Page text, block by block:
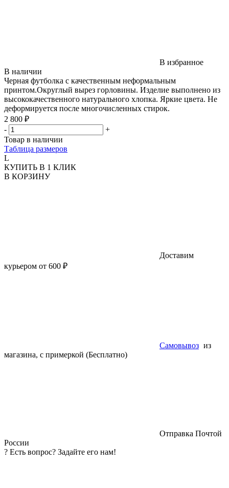
В избранное
В наличии
Черная футболка с качественным неформальным
принтом.Округлый вырез горловины. Изделие выполнено из
высококачественного натурального хлопка. Яркие цвета. Не
деформируется после многочисленных стирок.
2 800 ₽
-
+
Товар в наличии
Таблица размеров
L
КУПИТЬ В 1 КЛИК
В КОРЗИНУ
Доставим
курьером от 600 ₽
Самовывоз из
магазина, с примеркой (Бесплатно)
Отправка Почтой
России
? Есть вопрос? Задайте его нам!